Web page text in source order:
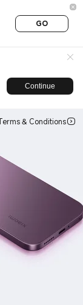
GO
Continue
其真
& Conditions